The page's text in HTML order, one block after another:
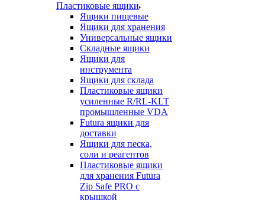
Пластиковые ящики
Ящики пищевые
Ящики для хранения
Универсальные ящики
Складные ящики
Ящики для
инструмента
Ящики для склада
Пластиковые ящики
усиленные R/RL-KLT
промышленные VDA
Futura ящики для
доставки
Ящики для песка,
соли и реагентов
Пластиковые ящики
для хранения Futura
Zip Safe PRO с
крышкой